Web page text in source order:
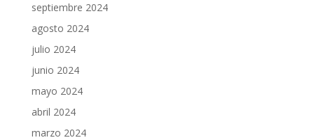
septiembre 2024
agosto 2024
julio 2024
junio 2024
mayo 2024
abril 2024
marzo 2024